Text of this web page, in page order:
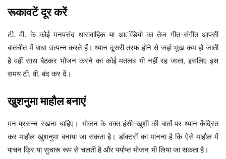
रूकावटें दूर करें
टी. वी. के कोई मनपसंद धारावाहिक या आॅडियो का तेज गीत-संगीत आपसी
बातचीत में बाधा उत्पन्न करते हैं। ध्यान दूसरी तरफ होने से जहां भूख कम हो जाती
है वहीं साथ बैठकर भोजन करने का कोई मतलब भी नहीं रह जाता, इसलिए इस
समय टी. वी. बंद कर दें।
खुशनुमा माहौल बनाएं
मन प्रसन्न रखना चाहिए। भोजन के वक्त हंसी-खुशी की बातों पर ध्यान केंद्रित
कर माहौल खुशनुमा बनाया जा सकता है। डॉक्टरों का मानना है कि ऐसे माहौल में
पाचन क्रि या सुचारू रूप से चलती है और पर्याप्त भोजन भी लिया जा सकता है।